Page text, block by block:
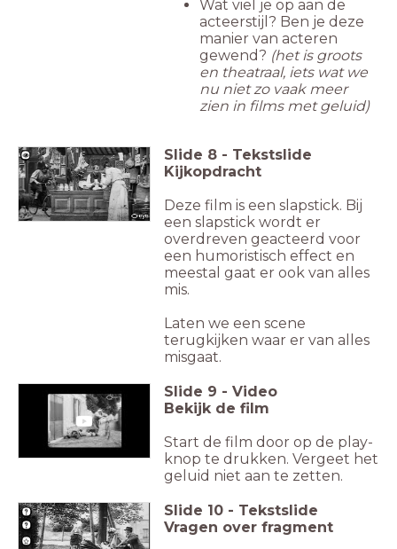
Wat viel je op aan de
acteerstijl? Ben je deze
manier van acteren
gewend? (het is groots
en theatraal, iets wat we
nu niet zo vaak meer
zien in films met geluid)
Slide 8 - Tekstslide
Kijkopdracht
Deze film is een slapstick. Bij
een slapstick wordt er
overdreven geacteerd voor
een humoristisch effect en
meestal gaat er ook van alles
mis.
Laten we een scene
terugkijken waar er van alles
misgaat.
Slide 9 - Video
Bekijk de film
Start de film door op de play-
knop te drukken. Vergeet het
geluid niet aan te zetten.
Slide 10 - Tekstslide
Vragen over fragment